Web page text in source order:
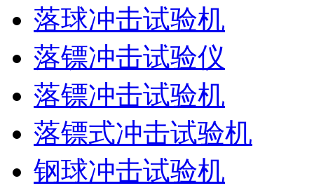
落球冲击试验机
落镖冲击试验仪
落镖冲击试验机
落镖式冲击试验机
钢球冲击试验机